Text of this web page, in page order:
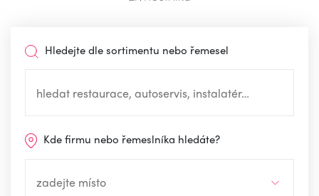
Hledejte dle sortimentu nebo řemesel
Kde firmu nebo řemeslníka hledáte?